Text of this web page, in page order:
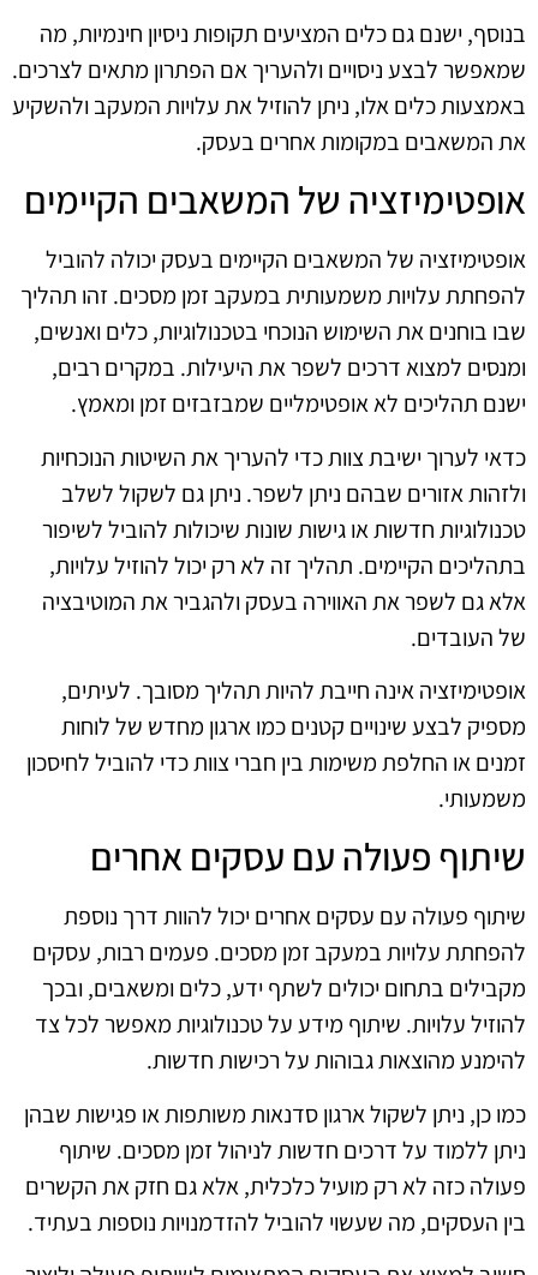
בנוסף, ישנם גם כלים המציעים תקופות ניסיון חינמיות, מה
שמאפשר לבצע ניסויים ולהעריך אם הפתרון מתאים לצרכים.
באמצעות כלים אלו, ניתן להוזיל את עלויות המעקב ולהשקיע
את המשאבים במקומות אחרים בעסק.
אופטימיזציה של המשאבים הקיימים
אופטימיזציה של המשאבים הקיימים בעסק יכולה להוביל
להפחתת עלויות משמעותית במעקב זמן מסכים. זהו תהליך
שבו בוחנים את השימוש הנוכחי בטכנולוגיות, כלים ואנשים,
ומנסים למצוא דרכים לשפר את היעילות. במקרים רבים,
ישנם תהליכים לא אופטימליים שמבזבזים זמן ומאמץ.
כדאי לערוך ישיבת צוות כדי להעריך את השיטות הנוכחיות
ולזהות אזורים שבהם ניתן לשפר. ניתן גם לשקול לשלב
טכנולוגיות חדשות או גישות שונות שיכולות להוביל לשיפור
בתהליכים הקיימים. תהליך זה לא רק יכול להוזיל עלויות,
אלא גם לשפר את האווירה בעסק ולהגביר את המוטיבציה
של העובדים.
אופטימיזציה אינה חייבת להיות תהליך מסובך. לעיתים,
מספיק לבצע שינויים קטנים כמו ארגון מחדש של לוחות
זמנים או החלפת משימות בין חברי צוות כדי להוביל לחיסכון
משמעותי.
שיתוף פעולה עם עסקים אחרים
שיתוף פעולה עם עסקים אחרים יכול להוות דרך נוספת
להפחתת עלויות במעקב זמן מסכים. פעמים רבות, עסקים
מקבילים בתחום יכולים לשתף ידע, כלים ומשאבים, ובכך
להוזיל עלויות. שיתוף מידע על טכנולוגיות מאפשר לכל צד
להימנע מהוצאות גבוהות על רכישות חדשות.
כמו כן, ניתן לשקול ארגון סדנאות משותפות או פגישות שבהן
ניתן ללמוד על דרכים חדשות לניהול זמן מסכים. שיתוף
פעולה כזה לא רק מועיל כלכלית, אלא גם חזק את הקשרים
בין העסקים, מה שעשוי להוביל להזדמנויות נוספות בעתיד.